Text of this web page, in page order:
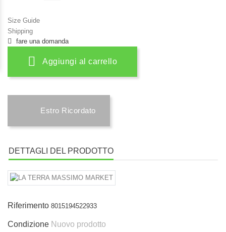
Size Guide
Shipping
fare una domanda
Aggiungi al carrello
Estro Ricordato
DETTAGLI DEL PRODOTTO
Riferimento 8015194522933
Condizione Nuovo prodotto